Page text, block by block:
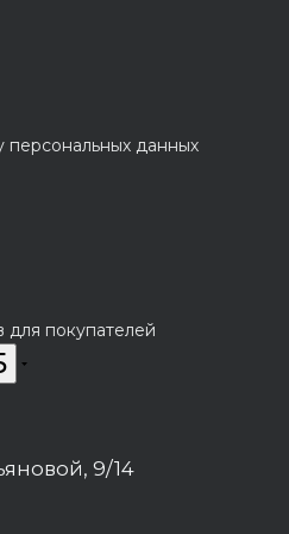
персональных данных
для покупателей
9/14